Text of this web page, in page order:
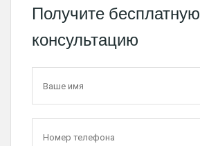
Получите бесплатную
консультацию